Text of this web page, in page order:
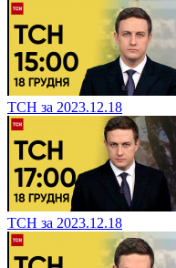
ТСН за 2023.12.18
ТСН за 2023.12.18